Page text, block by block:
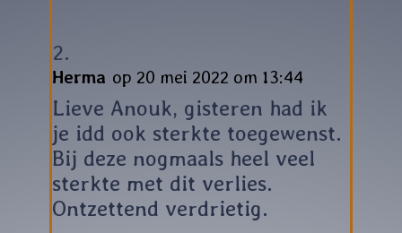
Herma op 20 mei 2022 om 13:44
Lieve Anouk, gisteren had ik
je idd ook sterkte toegewenst.
Bij deze nogmaals heel veel
sterkte met dit verlies.
Ontzettend verdrietig.